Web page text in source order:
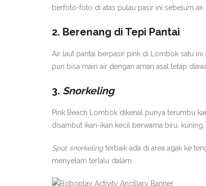
berfoto-foto di atas pulau pasir ini sebelum air
2. Berenang di Tepi Pantai
Air laut pantai berpasir pink di Lombok satu
pun bisa main air dengan aman asal tetap
3. Snorkeling
Pink Beach Lombok dikenal punya terumbu
disambut ikan-ikan kecil berwarna biru,
Spot snorkelingterbaik ada di area agak ke
menyelam terlalu dalam.